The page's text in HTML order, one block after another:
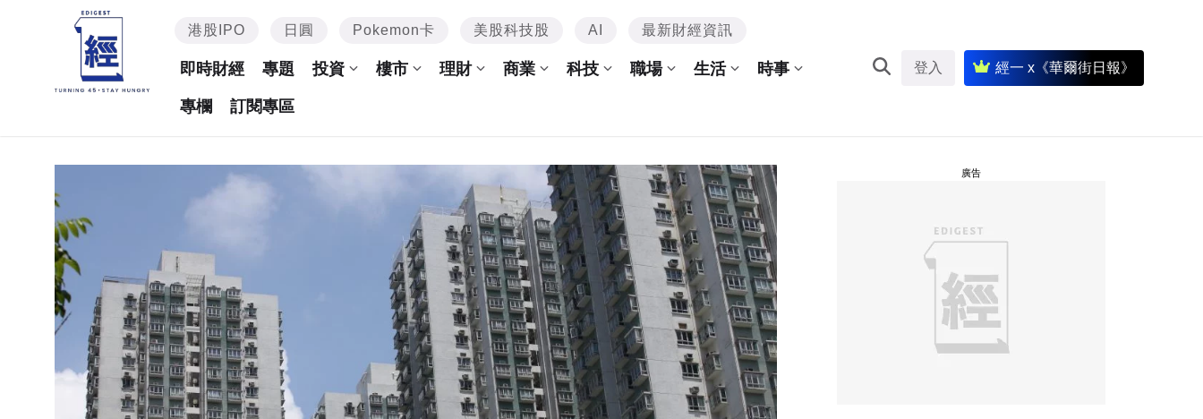
港股IPO 日圓 Pokemon卡 美股科技股 AI 最新財經資訊
即時財經 專題 投資 樓市 理財 商業 科技 職場 生活 時事
專欄 訂閱專區
登入 經一 x《華爾街日報》
廣告